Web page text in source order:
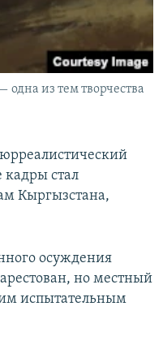
из тем творчества
стал
Кыргызстана,
осуждения
но местный
испытательным